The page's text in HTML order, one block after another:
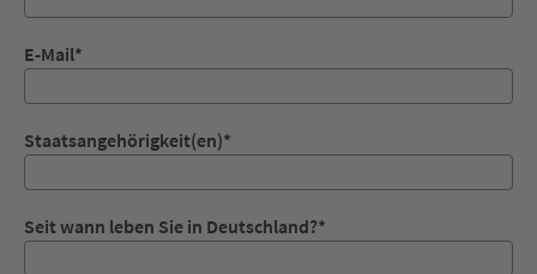
E-Mail*
Staatsangehörigkeit(en)*
Seit wann leben Sie in Deutschland?*